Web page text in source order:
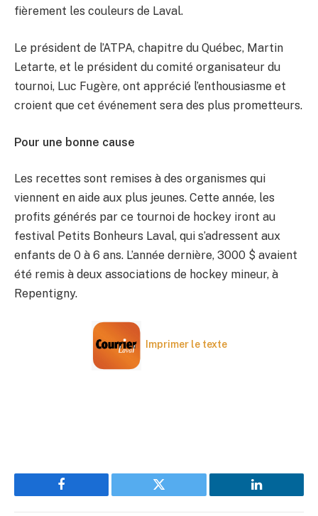
fièrement les couleurs de Laval.
Le président de l’ATPA, chapitre du Québec, Martin
Letarte, et le président du comité organisateur du
tournoi, Luc Fugère, ont apprécié l’enthousiasme et
croient que cet événement sera des plus prometteurs.
Pour une bonne cause
Les recettes sont remises à des organismes qui
viennent en aide aux plus jeunes. Cette année, les
profits générés par ce tournoi de hockey iront au
festival Petits Bonheurs Laval, qui s’adressent aux
enfants de 0 à 6 ans. L’année dernière, 3000 $ avaient
été remis à deux associations de hockey mineur, à
Repentigny.
Imprimer le texte
Facebook Twitter LinkedIn